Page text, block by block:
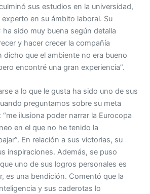
sus estudios en la universidad,
en su ámbito laboral. Su
ha sido muy buena según detalla
y hacer crecer la compañía
dicho que el ambiente no era bueno
encontré una gran experiencia”.
a lo que le gusta ha sido uno de sus
preguntamos sobre su meta
ilusiona poder narrar la Eurocopa
en el que no he tenido la
En relación a sus victorias, su
inspiraciones. Además, se puso
uno de sus logros personales es
es una bendición. Comentó que la
y sus caderotas lo